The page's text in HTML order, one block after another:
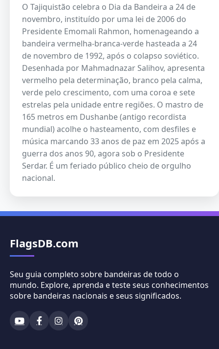
O Tajiquistão celebra o Dia da Bandeira a 24 de
novembro, instituído por uma lei de 2006 do
Presidente Emomali Rahmon, homenageando a
bandeira vermelha-branca-verde hasteada a 24
de novembro de 1992, após o colapso soviético.
Desenhada por Mahmadnazar Salihov, apresenta
vermelho pela determinação, branco pela calma,
verde pelo crescimento, com uma coroa e sete
estrelas pela unidade entre regiões. O mastro de
165 metros em Dushanbe (antigo recordista
mundial) acolhe o hasteamento, com desfiles e
música marcando 33 anos de paz em 2025 após a
guerra dos anos 90, agora sob o Presidente
Serdar. É um feriado público cheio de orgulho
nacional.
FlagsDB.com
Seu guia completo sobre bandeiras de todo o
mundo. Explore, aprenda e teste seus conhecimentos
sobre bandeiras nacionais e seus significados.